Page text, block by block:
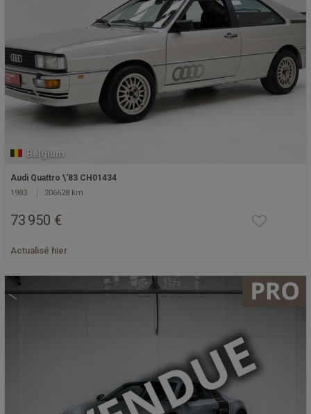
Belgium
Audi Quattro \'83 CH01434
1983 206628 km
73 950 €
Actualisé hier